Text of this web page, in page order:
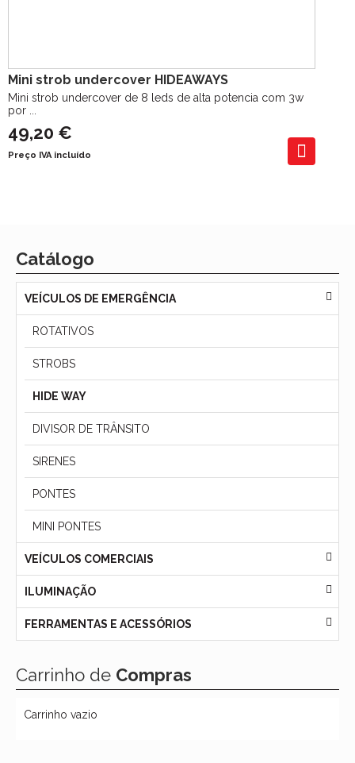
Mini strob undercover HIDEAWAYS
Mini strob undercover de 8 leds de alta potencia com 3w
por ...
49,20 €
Preço IVA incluído
Catálogo
VEÍCULOS DE EMERGÊNCIA
ROTATIVOS
STROBS
HIDE WAY
DIVISOR DE TRÂNSITO
SIRENES
PONTES
MINI PONTES
VEÍCULOS COMERCIAIS
ILUMINAÇÃO
FERRAMENTAS E ACESSÓRIOS
Carrinho de Compras
Carrinho vazio